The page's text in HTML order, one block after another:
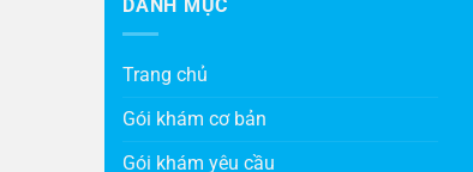
DANH MỤC
Trang chủ
Gói khám cơ bản
Gói khám yêu cầu